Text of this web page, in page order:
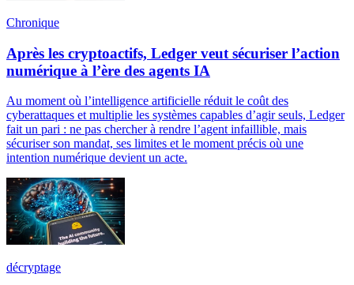
Chronique
Après les cryptoactifs, Ledger veut sécuriser l’action
numérique à l’ère des agents IA
Au moment où l’intelligence artificielle réduit le coût des
cyberattaques et multiplie les systèmes capables d’agir seuls, Ledger
fait un pari : ne pas chercher à rendre l’agent infaillible, mais
sécuriser son mandat, ses limites et le moment précis où une
intention numérique devient un acte.
décryptage